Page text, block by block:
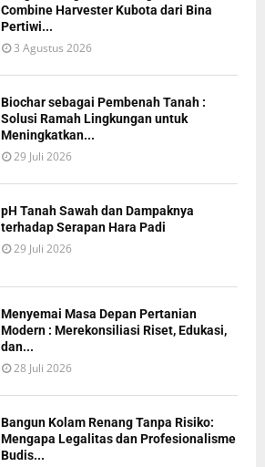
Combine Harvester Kubota dari Bina
Pertiwi...
3 Agustus 2026
Biochar sebagai Pembenah Tanah :
Solusi Ramah Lingkungan untuk
Meningkatkan...
29 Juli 2026
pH Tanah Sawah dan Dampaknya
terhadap Serapan Hara Padi
29 Juli 2026
Menyemai Masa Depan Pertanian
Modern : Merekonsiliasi Riset, Edukasi,
dan...
28 Juli 2026
Bangun Kolam Renang Tanpa Risiko:
Mengapa Legalitas dan Profesionalisme
Budis...